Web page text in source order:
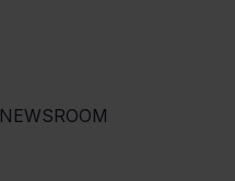
NEWSROOM